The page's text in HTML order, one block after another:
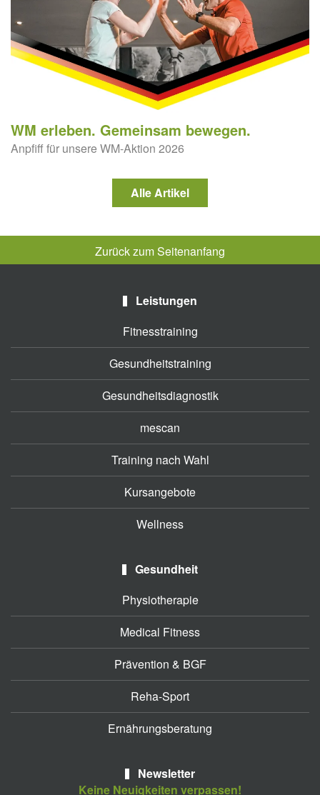
WM erleben. Gemeinsam bewegen.
Anpfiff für unsere WM-Aktion 2026
Alle Artikel
Zurück zum Seitenanfang
Leistungen
Fitnesstraining
Gesundheitstraining
Gesundheitsdiagnostik
mescan
Training nach Wahl
Kursangebote
Wellness
Gesundheit
Physiotherapie
Medical Fitness
Prävention & BGF
Reha-Sport
Ernährungsberatung
Newsletter
Keine Neuigkeiten verpassen!